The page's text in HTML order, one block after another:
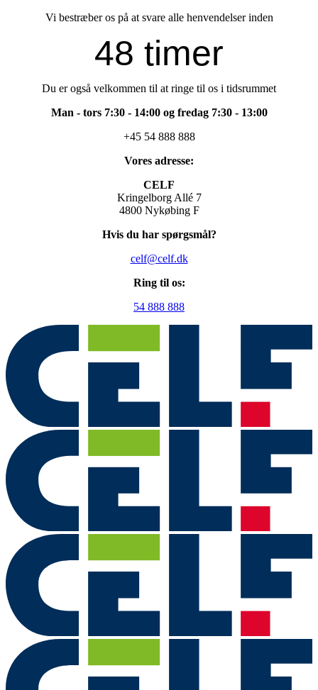
Vi bestræber os på at svare alle henvendelser inden
48 timer
Du er også velkommen til at ringe til os i tidsrummet
Man - tors 7:30 - 14:00 og fredag 7:30 - 13:00
+45 54 888 888
Vores adresse:
CELF
Kringelborg Allé 7
4800 Nykøbing F
Hvis du har spørgsmål?
celf@celf.dk
Ring til os:
54 888 888